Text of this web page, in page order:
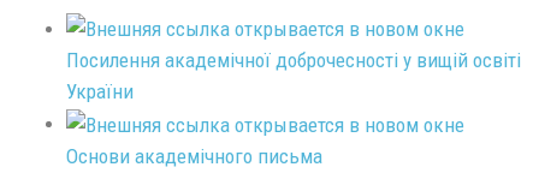
Посилення академічної доброчесності у вищій освіті
України
Основи академічного письма